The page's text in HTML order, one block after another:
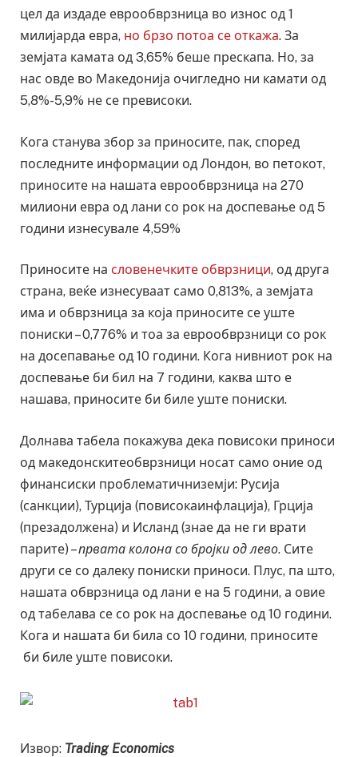
цел да издаде еврообврзница во износ од 1
милијарда евра, но брзо потоа се откажа. За
земјата камата од 3,65% беше прескапа. Но, за
нас овде во Македонија очигледно ни камати од
5,8%-5,9% не се превисоки.
Кога станува збор за приносите, пак, според
последните информации од Лондон, во петокот,
приносите на нашата еврообврзница на 270
милиони евра од лани со рок на доспевање од 5
години изнесувале 4,59%
Приносите на словенечките обврзници, од друга
страна, веќе изнесуваат само 0,813%, а земјата
има и обврзница за која приносите се уште
пониски – 0,776% и тоа за еврообврзници со рок
на досепавање од 10 години. Кога нивниот рок на
доспевање би бил на 7 години, каква што е
нашава, приносите би биле уште пониски.
Долнава табела покажува дека повисоки приноси
од македонскитеобврзници носат само оние од
финансиски проблематичниземји: Русија
(санкции), Турција (повисокаинфлација), Грција
(презадолжена) и Исланд (знае да не ги врати
парите) –првата колона со бројки одлево. Сите
други се со далеку пониски приноси. Плус, па што,
нашата обврзница од лани е на 5 години, а овие
од табелава се со рок на доспевање од 10 години.
Кога и нашата би била со 10 години, приносите
би биле уште повисоки.
Извор: Trading Economics